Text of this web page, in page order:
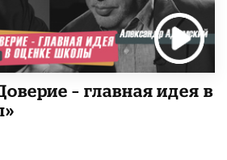
– главная идея в